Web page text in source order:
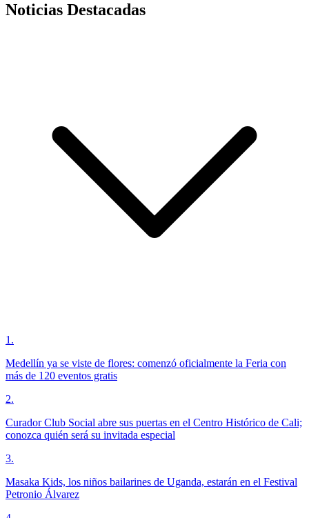
Noticias Destacadas
1 .
Medellín ya se viste de flores: comenzó oficialmente la Feria con
más de 120 eventos gratis
2.
Curador Club Social abre sus puertas en el Centro Histórico de Cali;
conozca quién será su invitada especial
3.
Masaka Kids, los niños bailarines de Uganda, estarán en el Festival
Petronio Álvarez